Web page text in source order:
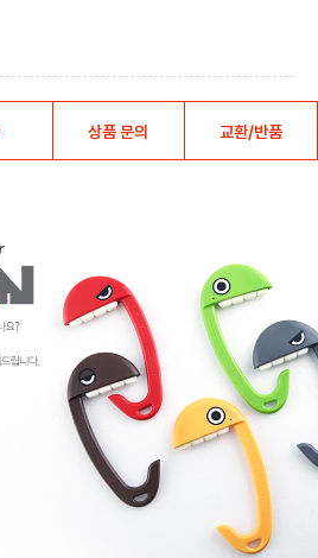
상품 문의 교환/반품